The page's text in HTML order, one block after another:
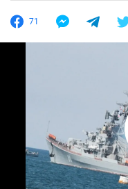
71